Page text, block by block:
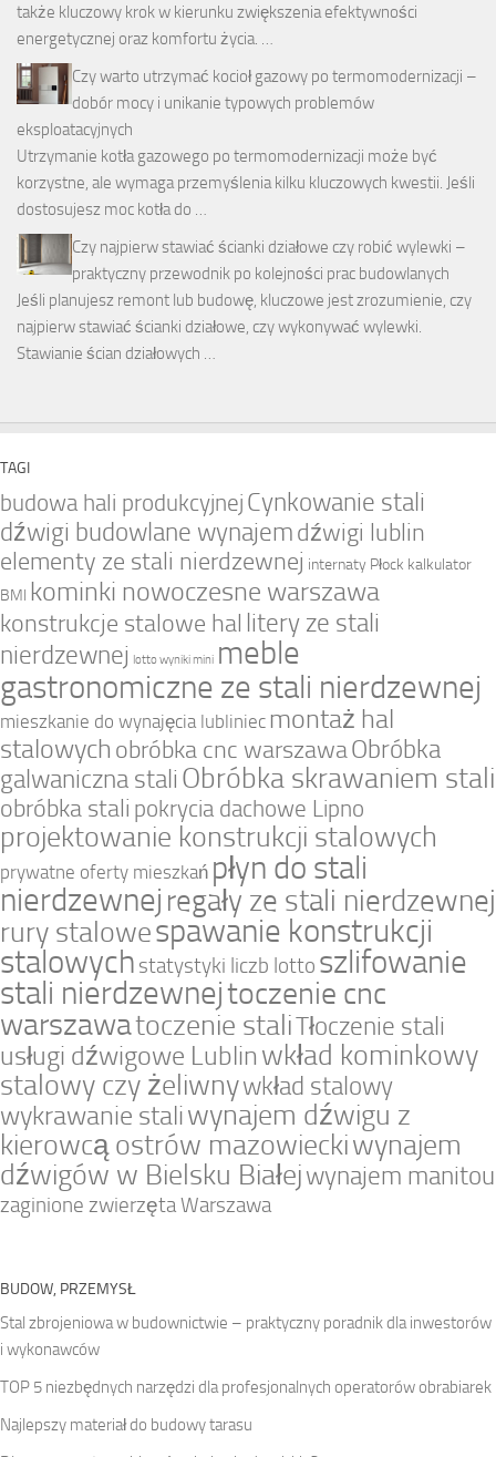
także kluczowy krok w kierunku zwiększenia efektywności
energetycznej oraz komfortu życia. …
Czy warto utrzymać kocioł gazowy po termomodernizacji –
dobór mocy i unikanie typowych problemów
eksploatacyjnych
Utrzymanie kotła gazowego po termomodernizacji może być
korzystne, ale wymaga przemyślenia kilku kluczowych kwestii. Jeśli
dostosujesz moc kotła do …
Czy najpierw stawiać ścianki działowe czy robić wylewki –
praktyczny przewodnik po kolejności prac budowlanych
Jeśli planujesz remont lub budowę, kluczowe jest zrozumienie, czy
najpierw stawiać ścianki działowe, czy wykonywać wylewki.
Stawianie ścian działowych …
TAGI
budowa hali produkcyjnej Cynkowanie stali
dźwigi budowlane wynajemdźwigi lublin
elementy ze stali nierdzewnej internaty Płock kalkulator
BMI kominki nowoczesne warszawa
konstrukcje stalowe hal litery ze stali
nierdzewnej lotto wyniki mini meble
gastronomiczne ze stali nierdzewnej
mieszkanie do wynajęcia lubliniec montaż hal
stalowych obróbka cnc warszawaObróbka
galwaniczna stali Obróbka skrawaniem stali
obróbka stali pokrycia dachowe Lipno
projektowanie konstrukcji stalowych
prywatne oferty mieszkań płyn do stali
nierdzewnej regały ze stali nierdzewnej
rury stalowespawanie konstrukcji
stalowych statystyki liczb lotto szlifowanie
stali nierdzewnejtoczenie cnc
warszawatoczenie staliTłoczenie stali
usługi dźwigowe Lublin wkład kominkowy
stalowy czy żeliwnywkład stalowy
wykrawanie staliwynajem dźwigu z
kierowcą ostrów mazowieckiwynajem
dźwigów w Bielsku Białejwynajem manitou
zaginione zwierzęta Warszawa
BUDOW, PRZEMYSŁ
Stal zbrojeniowa w budownictwie – praktyczny poradnik dla inwestorów
i wykonawców
TOP 5 niezbędnych narzędzi dla profesjonalnych operatorów obrabiarek
Najlepszy materiał do budowy tarasu